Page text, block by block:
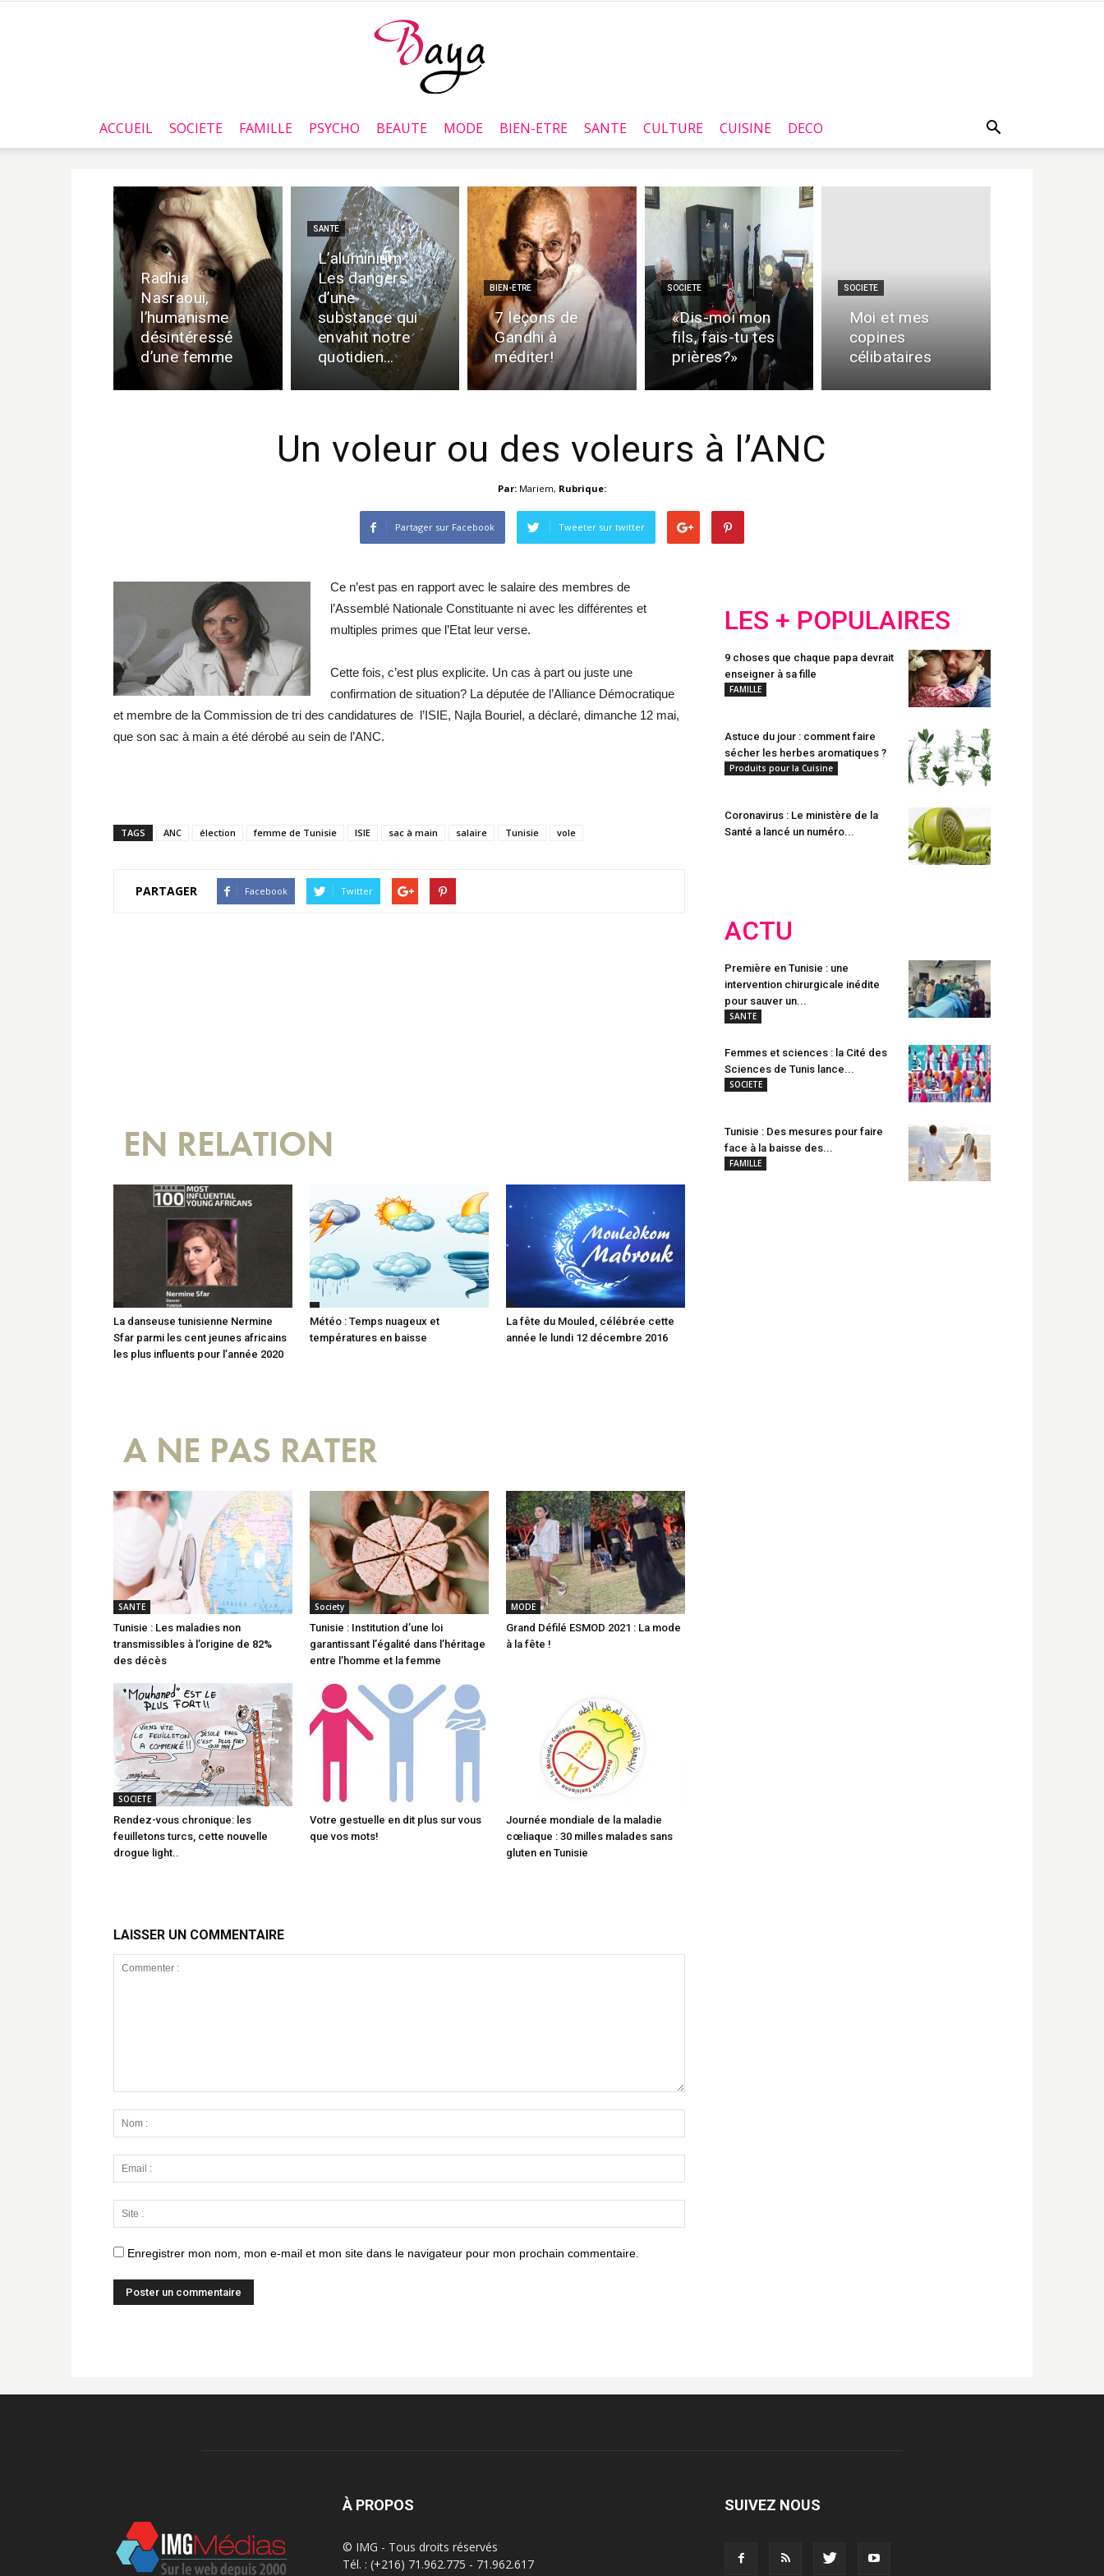
Baya.tn
ACCUEIL SOCIETE FAMILLE PSYCHO BEAUTE MODE BIEN-ETRE SANTE CULTURE CUISINE DECO
Radhia
Nasraoui,
l’humanisme
désintéressé
d’une femme
SANTE
L’aluminium :
Les dangers
d’une
substance qui
envahit notre
quotidien…
BIEN-ETRE
7 leçons de
Gandhi à
méditer!
SOCIETE
«Dis-moi mon
fils, fais-tu tes
prières?»
SOCIETE
Moi et mes
copines
célibataires
Un voleur ou des voleurs à l’ANC
Par: Mariem, Rubrique:
Partager sur Facebook Tweeter sur twitter
Ce n’est pas en rapport avec le salaire des membres de
l’Assemblé Nationale Constituante ni avec les différentes et
multiples primes que l’Etat leur verse.
Cette fois, c’est plus explicite. Un cas à part ou juste une
confirmation de situation? La députée de l’Alliance Démocratique
et membre de la Commission de tri des candidatures de l’ISIE, Najla Bouriel, a déclaré, dimanche 12 mai,
que son sac à main a été dérobé au sein de l’ANC.
TAGS ANC élection femme de Tunisie ISIE sac à main salaire Tunisie vole
PARTAGER Facebook Twitter
EN RELATION
La danseuse tunisienne Nermine
Sfar parmi les cent jeunes africains
les plus influents pour l’année 2020
Météo : Temps nuageux et
températures en baisse
La fête du Mouled, célébrée cette
année le lundi 12 décembre 2016
A NE PAS RATER
SANTE
Tunisie : Les maladies non
transmissibles à l’origine de 82%
des décès
Society
Tunisie : Institution d’une loi
garantissant l’égalité dans l’héritage
entre l’homme et la femme
MODE
Grand Défilé ESMOD 2021 : La mode
à la fête !
SOCIETE
Rendez-vous chronique: les
feuilletons turcs, cette nouvelle
drogue light..
Votre gestuelle en dit plus sur vous
que vos mots!
Journée mondiale de la maladie
cœliaque : 30 milles malades sans
gluten en Tunisie
LAISSER UN COMMENTAIRE
Enregistrer mon nom, mon e-mail et mon site dans le navigateur pour mon prochain commentaire.
LES + POPULAIRES
9 choses que chaque papa devrait
enseigner à sa fille
FAMILLE
Astuce du jour : comment faire
sécher les herbes aromatiques ?
Produits pour la Cuisine
Coronavirus : Le ministère de la
Santé a lancé un numéro...
ACTU
Première en Tunisie : une
intervention chirurgicale inédite
pour sauver un...
SANTE
Femmes et sciences : la Cité des
Sciences de Tunis lance...
SOCIETE
Tunisie : Des mesures pour faire
face à la baisse des...
FAMILLE
À PROPOS
© IMG - Tous droits réservés
Tél. : (+216) 71.962.775 - 71.962.617
SUIVEZ NOUS